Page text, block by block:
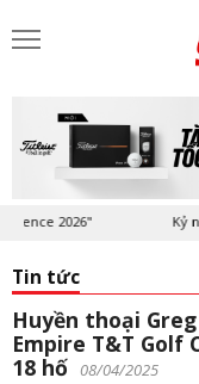
2026" Kỷ niệm
Tin tức
Huyền thoại
Empire T&T Golf
18 hố 08/04/2025